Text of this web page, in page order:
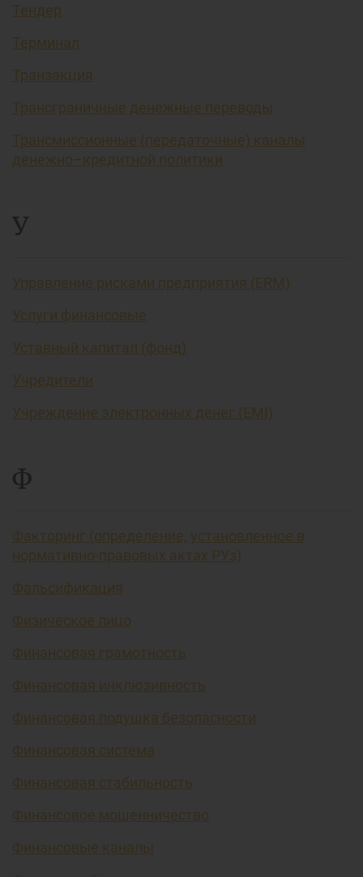
Тендер
Терминал
Транзакция
Трансграничные денежные переводы
Трансмиссионные (передаточные) каналы
денежно–кредитной политики
У
Управление рисками предприятия (ERM)
Услуги финансовые
Уставный капитал (фонд)
Учредители
Учреждение электронных денег (EMI)
Ф
Факторинг (определение, установленное в
нормативно-правовых актах РУз)
Фальсификация
Физическое лицо
Финансовая грамотность
Финансовая инклюзивность
Финансовая подушка безопасности
Финансовая система
Финансовая стабильность
Финансовое мошенничество
Финансовые каналы